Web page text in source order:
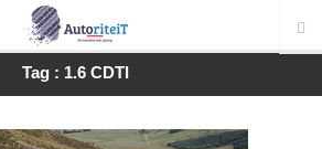
Tag : 1.6 CDTI